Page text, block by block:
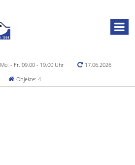
Mo. - Fr. 09.00 - 19.00 Uhr
17.06.2026
Objekte: 4